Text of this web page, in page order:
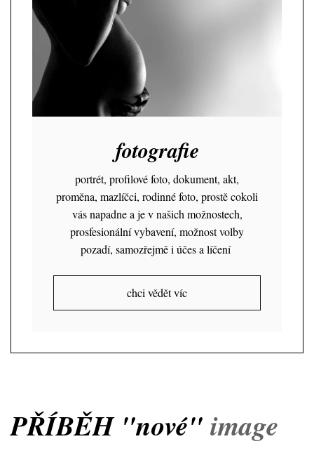
fotografie
portrét, profilové foto, dokument, akt,
proměna, mazlíčci, rodinné foto, prostě cokoli
vás napadne a je v našich možnostech,
prosfesionální vybavení, možnost volby
pozadí, samozřejmě i účes a líčení
chci vědět víc
PŘÍBĚH "nové" image